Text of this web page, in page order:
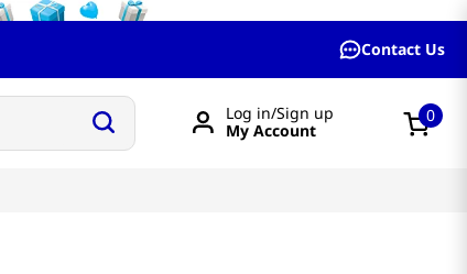
Contact Us
Log in/Sign up
My Account
0